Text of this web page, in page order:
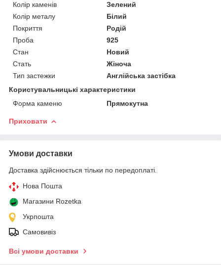
Колір каменів
Зелений
Колір металу
Білий
Покриття
Родій
Проба
925
Стан
Новий
Стать
Жіноча
Тип застежки
Англійська застібка
Користувальницькі характеристики
Форма каменю
Прямокутна
Приховати
Умови доставки
Доставка здійснюється тільки по передоплаті.
Нова Пошта
Магазини Rozetka
Укрпошта
Самовивіз
Всі умови доставки